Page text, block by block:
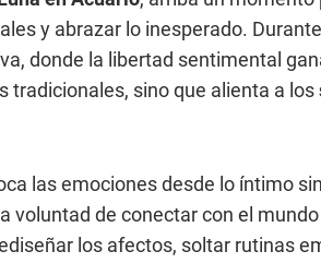
y abrazar lo inesperado.
donde la libertad sentimental
tradicionales, sino que alienta a los
las emociones desde lo íntimo
voluntad de conectar con el
los afectos, soltar rutinas